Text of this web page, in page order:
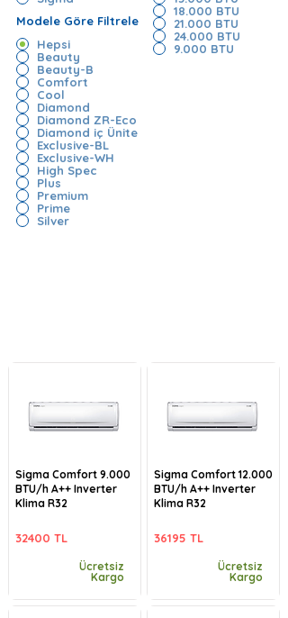
Modele Göre Filtrele
Hepsi
Beauty
Beauty-B
Comfort
Cool
Diamond
Diamond ZR-Eco
Diamond iç Ünite
Exclusive-BL
Exclusive-WH
High Spec
Plus
Premium
Prime
Silver
18.000 BTU
21.000 BTU
24.000 BTU
9.000 BTU
Sigma Comfort 9.000
BTU/h A++ Inverter
Klima R32
32400 TL
Ücretsiz
Kargo
Sigma Comfort 12.000
BTU/h A++ Inverter
Klima R32
36195 TL
Ücretsiz
Kargo